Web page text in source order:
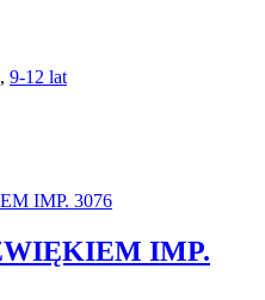
, 9-12 lat
IMP.